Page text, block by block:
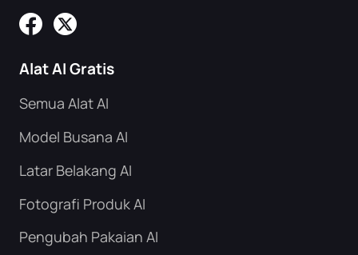
Alat AI Gratis
Semua Alat AI
Model Busana AI
Latar Belakang AI
Fotografi Produk AI
Pengubah Pakaian AI